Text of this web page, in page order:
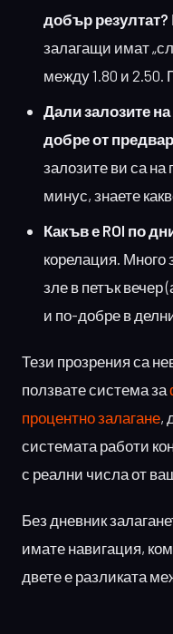
добър резултат?
залагащи имат
между 1.80 и 2.50.
Дали залозите
добре от
залозите ви са на
минус, знаете
Какъв е ROI по
корелация. Много
зле в петък вечер
и по-добре в
Тези прозрения са
ползвате система за
процентно залагане,
системата работи
с реални числа от
Без дневник
имате навигация,
двете е разликата